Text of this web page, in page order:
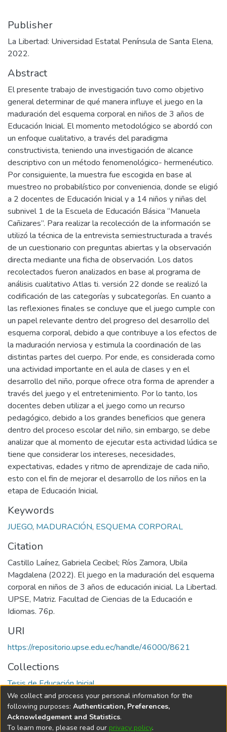
Publisher
La Libertad: Universidad Estatal Península de Santa Elena,
2022.
Abstract
El presente trabajo de investigación tuvo como objetivo
general determinar de qué manera influye el juego en la
maduración del esquema corporal en niños de 3 años de
Educación Inicial. El momento metodológico se abordó con
un enfoque cualitativo, a través del paradigma
constructivista, teniendo una investigación de alcance
descriptivo con un método fenomenológico- hermenéutico.
Por consiguiente, la muestra fue escogida en base al
muestreo no probabilístico por conveniencia, donde se eligió
a 2 docentes de Educación Inicial y a 14 niños y niñas del
subnivel 1 de la Escuela de Educación Básica “Manuela
Cañizares”. Para realizar la recolección de la información se
utilizó la técnica de la entrevista semiestructurada a través
de un cuestionario con preguntas abiertas y la observación
directa mediante una ficha de observación. Los datos
recolectados fueron analizados en base al programa de
análisis cualitativo Atlas ti. versión 22 donde se realizó la
codificación de las categorías y subcategorías. En cuanto a
las reflexiones finales se concluye que el juego cumple con
un papel relevante dentro del progreso del desarrollo del
esquema corporal, debido a que contribuye a los efectos de
la maduración nerviosa y estimula la coordinación de las
distintas partes del cuerpo. Por ende, es considerada como
una actividad importante en el aula de clases y en el
desarrollo del niño, porque ofrece otra forma de aprender a
través del juego y el entretenimiento. Por lo tanto, los
docentes deben utilizar a el juego como un recurso
pedagógico, debido a los grandes beneficios que genera
dentro del proceso escolar del niño, sin embargo, se debe
analizar que al momento de ejecutar esta actividad lúdica se
tiene que considerar los intereses, necesidades,
expectativas, edades y ritmo de aprendizaje de cada niño,
esto con el fin de mejorar el desarrollo de los niños en la
etapa de Educación Inicial.
Keywords
JUEGO, MADURACIÓN, ESQUEMA CORPORAL
Citation
Castillo Laínez, Gabriela Cecibel; Ríos Zamora, Ubila
Magdalena (2022). El juego en la maduración del esquema
corporal en niños de 3 años de educación inicial. La Libertad.
UPSE, Matriz. Facultad de Ciencias de la Educación e
Idiomas. 76p.
URI
https://repositorio.upse.edu.ec/handle/46000/8621
Collections
Tesis de Educación Inicial
Full item page
We collect and process your personal information for the
following purposes: Authentication, Preferences,
Acknowledgement and Statistics.
To learn more, please read our privacy policy.